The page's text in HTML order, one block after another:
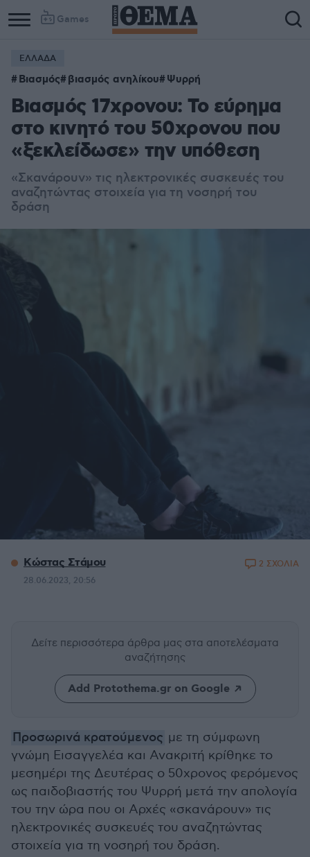
Games
ΕΛΛΑΔΑ
Βιασμός βιασμός ανηλίκου Ψυρρή
Βιασμός 17χρονου: Το εύρημα
στο κινητό του 50χρονου που
«ξεκλείδωσε» την υπόθεση
«Σκανάρουν» τις ηλεκτρονικές συσκευές του
αναζητώντας στοιχεία για τη νοσηρή του
δράση
Κώστας Στάμου
28.06.2023, 20:56
2 ΣΧΟΛΙΑ
Δείτε περισσότερα άρθρα μας στα αποτελέσματα
αναζήτησης
Add Protothema.gr on Google
Προσωρινά κρατούμενος με τη σύμφωνη
γνώμη Εισαγγελέα και Ανακριτή κρίθηκε το
μεσημέρι της Δευτέρας ο 50χρονος φερόμενος
ως παιδοβιαστής του Ψυρρή μετά την απολογία
του την ώρα που οι Αρχές «σκανάρουν» τις
ηλεκτρονικές συσκευές του αναζητώντας
στοιχεία για τη νοσηρή του δράση.